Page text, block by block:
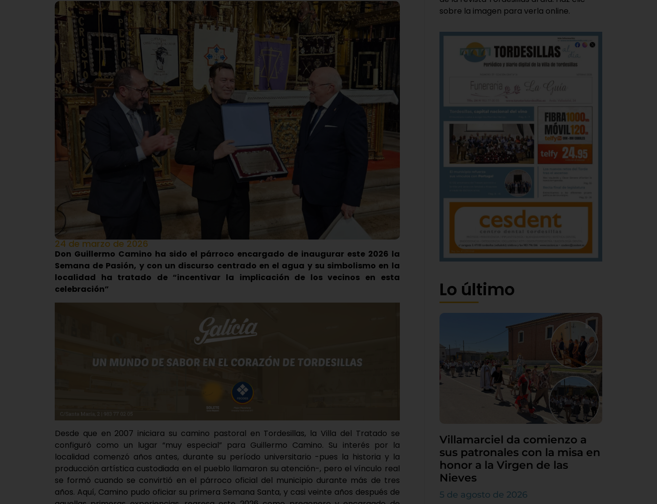
24 de marzo de 2026
Don Guillermo Camino ha sido el párroco encargado de inaugurar este 2026 la
Semana de Pasión, y con un discurso centrado en el agua y su simbolismo en la
localidad ha tratado de “incentivar la implicación de los vecinos en esta
celebración”
Desde que en 2007 iniciara su camino pastoral en Tordesillas, la Villa del Tratado se
configuró como un lugar “muy especial” para Guillermo Camino. Su interés por la
localidad comenzó años antes, durante su período universitario -pues la historia y la
producción artística custodiada en el pueblo llamaron su atención-, pero el vínculo real
se formó cuando se convirtió en el párroco oficial del municipio durante más de tres
años. Aquí, Camino pudo oficiar su primera Semana Santa, y casi veinte años después de
sobre la imagen para verla online.
Lo último
Villamarciel da comienzo a
sus patronales con la misa en
honor a la Virgen de las
Nieves
5 de agosto de 2026